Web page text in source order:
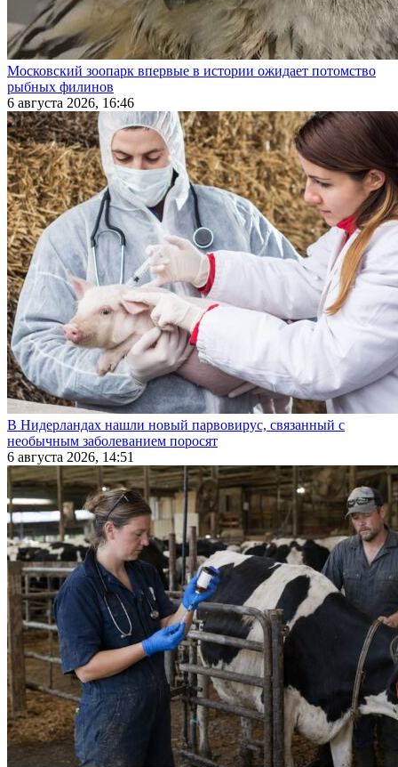
Московский зоопарк впервые в истории ожидает потомство
рыбных филинов
6 августа 2026, 16:46
В Нидерландах нашли новый парвовирус, связанный с
необычным заболеванием поросят
6 августа 2026, 14:51